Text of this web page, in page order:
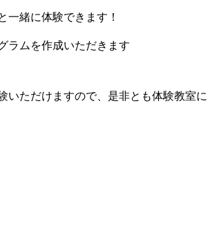
一緒に体験できます！
ラムを作成いただきます
いただけますので、是非とも体験教室に